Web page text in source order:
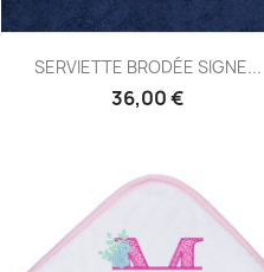
Aperçu rapide
SERVIETTE BRODÉE SIGNE...
36,00 €